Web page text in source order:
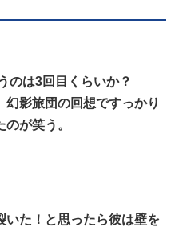
のは3回目くらいか？
影旅団の回想ですっかり
が笑う。
いた！と思ったら彼は壁を